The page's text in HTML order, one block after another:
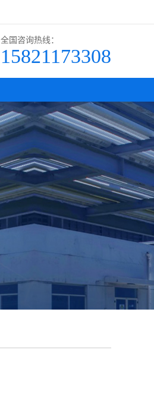
全国咨询热线：
15821173308